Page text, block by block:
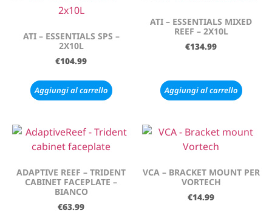
ATI – ESSENTIALS SPS –
2X10L
€104.99
Aggiungi al carrello
ATI – ESSENTIALS MIXED
REEF – 2X10L
€134.99
Aggiungi al carrello
ADAPTIVE REEF – TRIDENT
CABINET FACEPLATE –
BIANCO
€63.99
VCA – BRACKET MOUNT PER
VORTECH
€14.99